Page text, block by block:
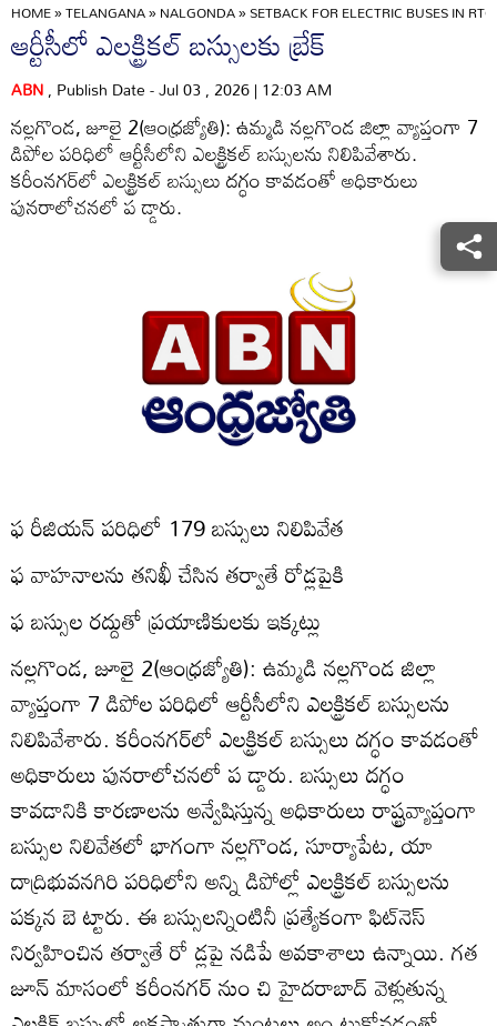
HOME»TELANGANA»NALGONDA»SETBACK FOR ELECTRIC BUSES IN RTC
ఆర్టీసీలో ఎలక్ట్రికల్‌ బస్సులకు బ్రేక్‌
ABN, Publish Date - Jul 03 , 2026 | 12:03 AM
నల్లగొండ, జూలై 2(ఆంధ్రజ్యోతి): ఉమ్మడి నల్లగొండ జిల్లా వ్యాప్తంగా 7
డిపోల పరిధిలో ఆర్టీసీలోని ఎలక్ట్రికల్‌ బస్సులను నిలిపివేశారు.
కరీంనగర్‌లో ఎలక్ట్రికల్‌ బస్సులు దగ్ధం కావడంతో అధికారులు
పునరాలోచనలో ప డ్డారు.
ఫ రీజియన్‌ పరిధిలో 179 బస్సులు నిలిపివేత
ఫ వాహనాలను తనిఖీ చేసిన తర్వాతే రోడ్లపైకి
ఫ బస్సుల రద్దుతో ప్రయాణికులకు ఇక్కట్లు
నల్లగొండ, జూలై 2(ఆంధ్రజ్యోతి): ఉమ్మడి నల్లగొండ జిల్లా
వ్యాప్తంగా 7 డిపోల పరిధిలో ఆర్టీసీలోని ఎలక్ట్రికల్‌ బస్సులను
నిలిపివేశారు. కరీంనగర్‌లో ఎలక్ట్రికల్‌ బస్సులు దగ్ధం కావడంతో
అధికారులు పునరాలోచనలో ప డ్డారు. బస్సులు దగ్ధం
కావడానికి కారణాలను అన్వేషిస్తున్న అధికారులు రాష్ట్రవ్యాప్తంగా
బస్సుల నిలివేతలో భాగంగా నల్లగొండ, సూర్యాపేట, యా
దాద్రిభువనగిరి పరిధిలోని అన్ని డిపోల్లో ఎలక్ట్రికల్‌ బస్సులను
పక్కన బె ట్టారు. ఈ బస్సులన్నింటినీ ప్రత్యేకంగా ఫిట్‌నెస్‌
నిర్వహించిన తర్వాతే రో డ్లపై నడిపే అవకాశాలు ఉన్నాయి. గత
జూన్‌ మాసంలో కరీంనగర్‌ నుం చి హైదరాబాద్‌ వెళ్లుతున్న